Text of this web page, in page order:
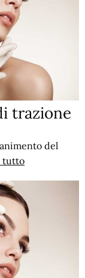
trazione
del
tutto